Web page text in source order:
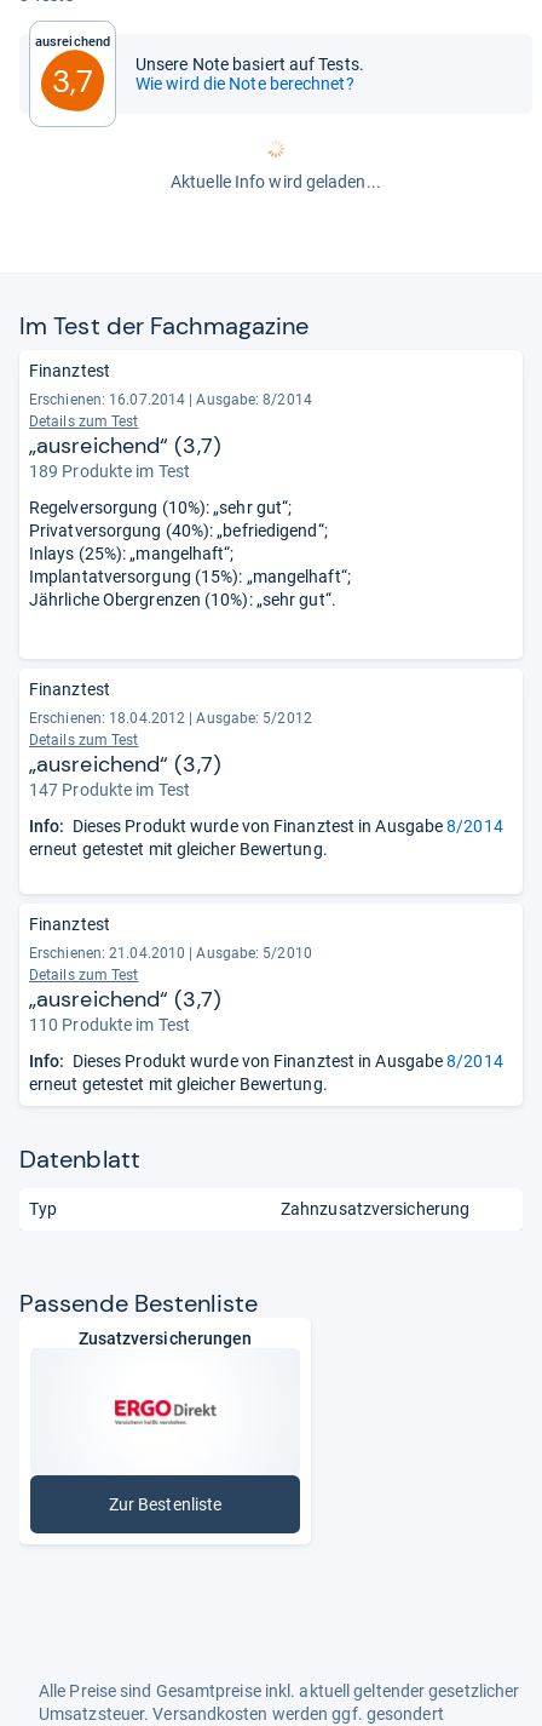
Ausreichend
3,7
Unsere Note basiert auf Tests.
Wie wird die Note berechnet?
Aktuelle Info wird geladen...
Im Test der Fach­ma­ga­zine
Finanztest
Erschienen: 16.07.2014
Ausgabe: 8/2014
Details zum Test
„ausreichend“ (3,7)
189 Produkte im Test
Regelversorgung (10%): „sehr gut“;
Privatversorgung (40%): „befriedigend“;
Inlays (25%): „mangelhaft“;
Implantatversorgung (15%): „mangelhaft“;
Jährliche Obergrenzen (10%): „sehr gut“.
Finanztest
Erschienen: 18.04.2012
Ausgabe: 5/2012
Details zum Test
„ausreichend“ (3,7)
147 Produkte im Test
Info: Dieses Produkt wurde von Finanztest in Ausgabe8/2014
erneut getestet mit gleicher Bewertung.
Finanztest
Erschienen: 21.04.2010
Ausgabe: 5/2010
Details zum Test
„ausreichend“ (3,7)
110 Produkte im Test
Info: Dieses Produkt wurde von Finanztest in Ausgabe8/2014
erneut getestet mit gleicher Bewertung.
Datenblatt
Typ Zahnzusatzversicherung
Pas­sende Bes­ten­liste
Zusatzversicherungen
Zur Bestenliste: Zusatzversicherungen
Alle Preise sind Gesamtpreise inkl. aktuell geltender gesetzlicher
Umsatzsteuer. Versandkosten werden ggf. gesondert